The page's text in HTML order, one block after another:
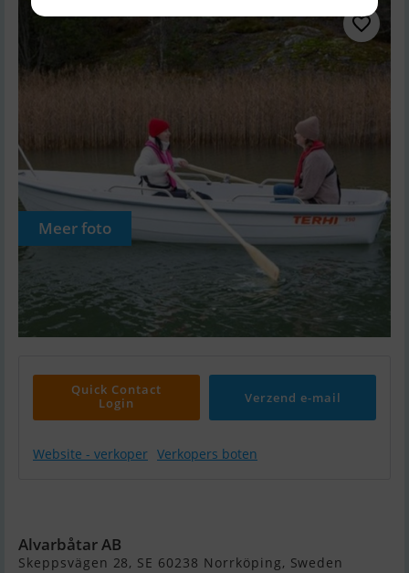
Meer foto
Quick Contact
Login
Verzend e-mail
Website - verkoper Verkopers boten
Alvarbåtar AB
Skeppsvägen 28, SE 60238 Norrköping, Sweden